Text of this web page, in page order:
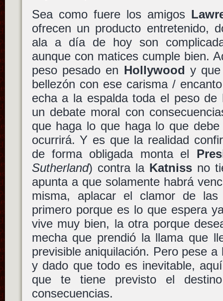
Sea como fuere los amigos
ofrecen un producto entretenido,
ala a día de hoy son
aunque con matices cumple bien.
peso pesado en Hollywood y
bellezón con ese carisma /
echa a la espalda toda el peso
un debate moral con
que haga lo que haga lo que
ocurrirá. Y es que la realidad
de forma obligada monta el
Sutherland) contra la Katnissno
apunta a que solamente habrá
misma, aplacar el clamor de las
primero porque es lo que espera
vive muy bien, la otra porque
mecha que prendió la llama que
previsible aniquilación. Pero pese
y dado que todo es inevitable,
que te tiene previsto el
consecuencias.